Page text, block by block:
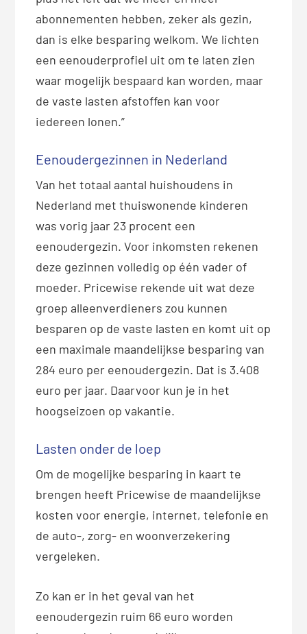
abonnementen hebben, zeker als gezin,
dan is elke besparing welkom. We lichten
een eenouderprofiel uit om te laten zien
waar mogelijk bespaard kan worden, maar
de vaste lasten afstoffen kan voor
iedereen lonen.”
Eenoudergezinnen in Nederland
Van het totaal aantal huishoudens in
Nederland met thuiswonende kinderen
was vorig jaar 23 procent een
eenoudergezin. Voor inkomsten rekenen
deze gezinnen volledig op één vader of
moeder. Pricewise rekende uit wat deze
groep alleenverdieners zou kunnen
besparen op de vaste lasten en komt uit op
een maximale maandelijkse besparing van
284 euro per eenoudergezin. Dat is 3.408
euro per jaar. Daarvoor kun je in het
hoogseizoen op vakantie.
Lasten onder de loep
Om de mogelijke besparing in kaart te
brengen heeft Pricewise de maandelijkse
kosten voor energie, internet, telefonie en
de auto-, zorg- en woonverzekering
vergeleken.
Zo kan er in het geval van het
eenoudergezin ruim 66 euro worden